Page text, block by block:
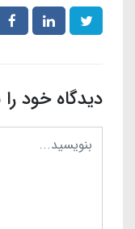
دیدگاه خود